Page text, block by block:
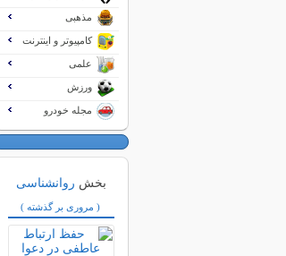
مذهبی
کامپیوتر و اینترنت
علمی
ورزش
مجله خودرو
بخش روانشناسی
( مروری بر گذشته )